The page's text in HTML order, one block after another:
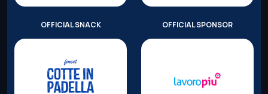
OFFICIAL SNACK OFFICIAL SPONSOR